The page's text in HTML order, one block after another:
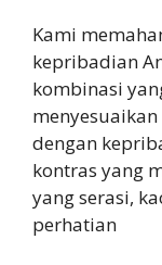
Kami
kepribadian
kombinasi
dengan
kontras yang
yang serasi,
perhatian